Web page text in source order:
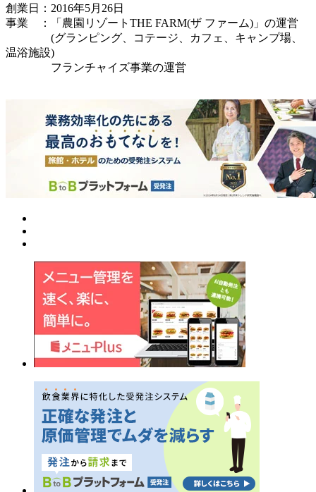
創業日：2016年5月26日
事業 ：「農園リゾートTHE FARM(ザ ファーム)」の運営
(グランピング、コテージ、カフェ、キャンプ場、
温浴施設)
フランチャイズ事業の運営